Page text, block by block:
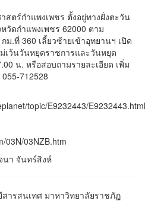
สตร์กำแพงเพชร ตั้งอยู่ทางฝั่งตะวัน
วัดกำแพงเพชร 62000 ตาม
ม.ที่ 360 เลี้ยวซ้ายเข้าอุทยานฯ เปิด
เว้นวันหยุดราชการและวันหยุด
น. หรือสอบถามรายละเอียด เพิ่ม
712528
topic/E9232443/E9232443.html
03N/03NZB.htm
นา จันทร์สิงห์
ารสนเทศ มาหาวิทยาลัยราชภัฏ